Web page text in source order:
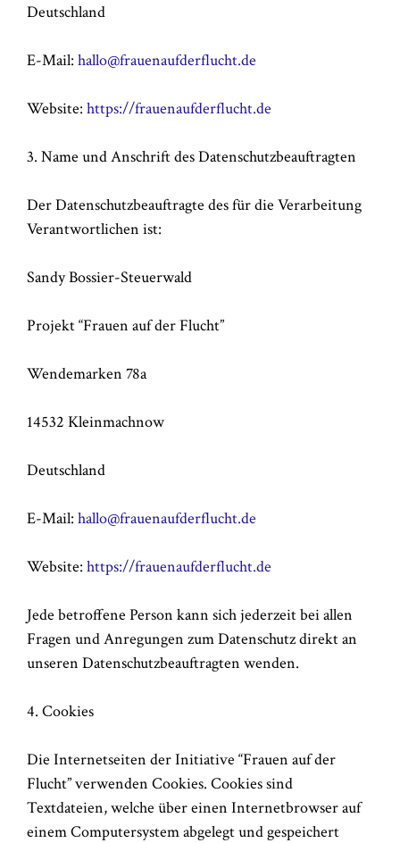
Deutschland
E-Mail: hallo@frauenaufderflucht.de
Website: https://frauenaufderflucht.de
3. Name und Anschrift des Datenschutzbeauftragten
Der Datenschutzbeauftragte des für die Verarbeitung
Verantwortlichen ist:
Sandy Bossier-Steuerwald
Projekt “Frauen auf der Flucht”
Wendemarken 78a
14532 Kleinmachnow
Deutschland
E-Mail: hallo@frauenaufderflucht.de
Website: https://frauenaufderflucht.de
Jede betroffene Person kann sich jederzeit bei allen
Fragen und Anregungen zum Datenschutz direkt an
unseren Datenschutzbeauftragten wenden.
4. Cookies
Die Internetseiten der Initiative “Frauen auf der
Flucht” verwenden Cookies. Cookies sind
Textdateien, welche über einen Internetbrowser auf
einem Computersystem abgelegt und gespeichert